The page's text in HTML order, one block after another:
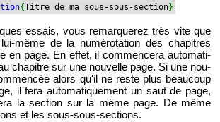
{Titre de ma sous-sous-sec­tion}
es­sais, vous re­mar­que­rez très vite que
même de la nu­mé­ro­ta­tion des cha­pitres
en page. En effet, il com­men­cera au­to­ma­ti­
cha­pitre sur une nou­velle page. Si une nou­
alors qu'il ne reste plus beau­coup
il fera au­to­ma­ti­que­ment un saut de page,
la sec­tion sur la même page. De même
et les sous-sous-sec­tions.